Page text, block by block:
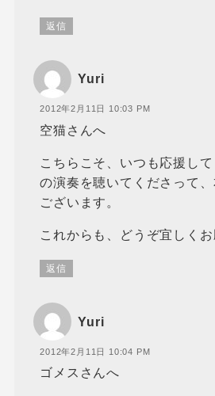
返信
Yuri
2012年2月11日 10:03 PM
空猫さんへ
こちらこそ、いつも応援し
の演奏を聴いてくださって
ございます。
これからも、どうぞ宜しくお
返信
Yuri
2012年2月11日 10:04 PM
ゴメスさんへ